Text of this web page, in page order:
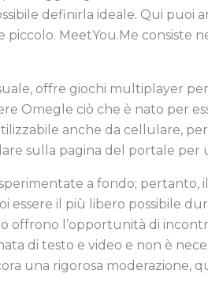
definirla ideale. Qui puoi
MeetYou.Me consiste
offre giochi multiplayer
Omegle ciò che è nato per
anche da cellulare,
sulla pagina del portale per
a fondo; pertanto,
essere il più libero possibile
offrono l’opportunità di
di testo e video e non è
una rigorosa moderazione,